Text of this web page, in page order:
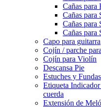
Cañas para
Cañas
Cañas para
Cañas para
Capo para guitarra
Cojín / parche
Cojín para Violín
Descansa Pie
Estuches y Fundas
Etiqueta
cuerda
Extensión de